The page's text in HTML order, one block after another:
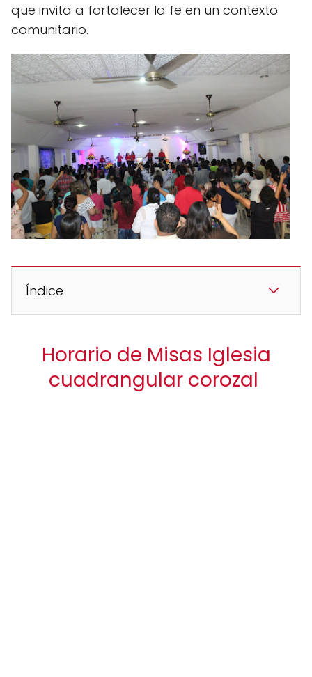
que invita a fortalecer la fe en un contexto
comunitario.
Índice
Horario de Misas Iglesia
cuadrangular corozal